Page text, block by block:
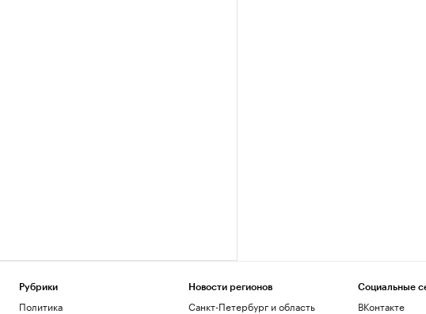
Рубрики
Политика
Новости регионов
Санкт-Петербург и область
Социальные
ВКонтакте